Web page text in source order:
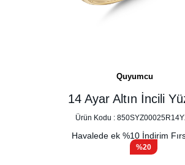
Quyumcu
14 Ayar Altın İncili
Ürün Kodu :
Havalede ek %10İndirim
%20